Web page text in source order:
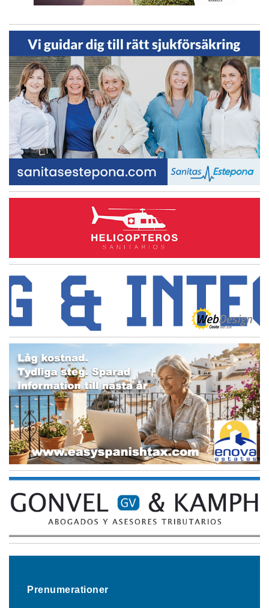
Prenumerationer